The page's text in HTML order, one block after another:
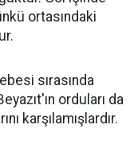
ortasındaki
sırasında
orduları da
karşılamışlardır.